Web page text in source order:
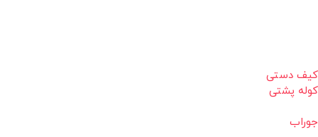
کیف دستی
کوله پشتی
جوراب